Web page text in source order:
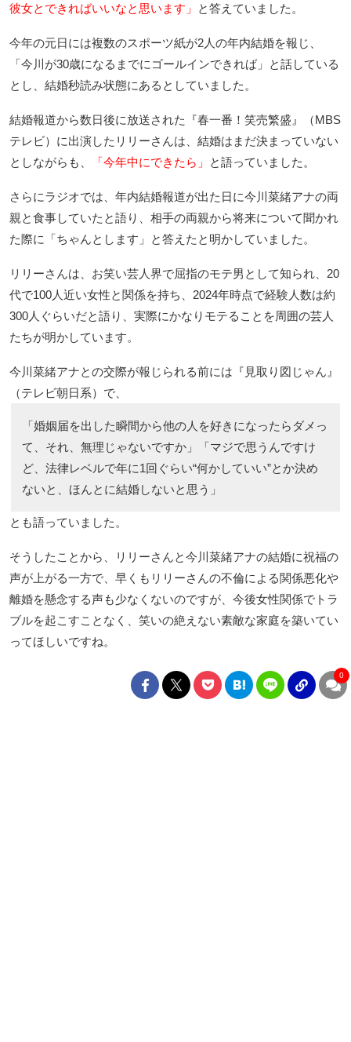
彼女とできればいいなと思います」
と答えていました。
今年の元日には複数のスポーツ紙が2人の年内結婚を報じ、
「今川が30歳になるまでにゴールインできれば」と話している
とし、結婚秒読み状態にあるとしていました。
結婚報道から数日後に放送された『春一番！笑売繁盛』（MBS
テレビ）に出演したリリーさんは、結婚はまだ決まっていない
としながらも、
「今年中にできたら」 と語っていました。
さらにラジオでは、年内結婚報道が出た日に今川菜緒アナの両
親と食事していたと語り、相手の両親から将来について聞かれ
た際に「ちゃんとします」と答えたと明かしていました。
リリーさんは、お笑い芸人界で屈指のモテ男として知られ、20
代で100人近い女性と関係を持ち、2024年時点で経験人数は約
300人ぐらいだと語り、実際にかなりモテることを周囲の芸人
たちが明かしています。
今川菜緒アナとの交際が報じられる前には『見取り図じゃん』
（テレビ朝日系）で、
「婚姻届を出した瞬間から他の人を好きになったらダメっ
て、それ、無理じゃないですか」「マジで思うんですけ
ど、法律レベルで年に1回ぐらい“何かしていい”とか決め
ないと、ほんとに結婚しないと思う」
とも語っていました。
そうしたことから、リリーさんと今川菜緒アナの結婚に祝福の
声が上がる一方で、早くもリリーさんの不倫による関係悪化や
離婚を懸念する声も少なくないのですが、今後女性関係でトラ
ブルを起こすことなく、笑いの絶えない素敵な家庭を築いてい
ってほしいですね。
0